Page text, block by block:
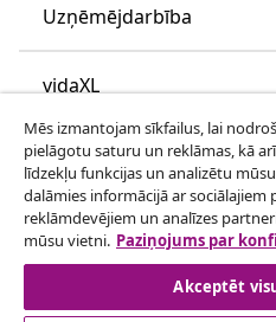
Uzņēmējdarbība
vidaXL
Apskatiet vairāk
Mēs izmantojam sīkfailus, lai
pielāgotu saturu un reklāmas, kā
līdzekļu funkcijas un analizētu
dalāmies informācijā ar sociālajiem
reklāmdevējiem un analīzes
mūsu vietni. Paziņojums par
Akceptēt